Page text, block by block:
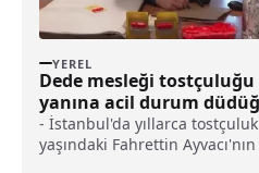
YEREL
Dede mesleği
yanına acil durum
sürdürüyorlar haberi
- İstanbul'da yıllarca
yaşındaki Fahrettin